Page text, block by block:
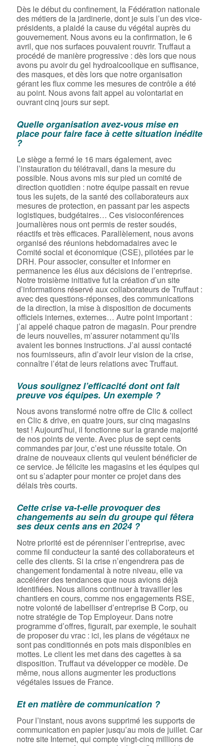
Dès le début du confinement, la Fédération nationale
des métiers de la jardinerie, dont je suis l’un des vice-
présidents, a plaidé la cause du végétal auprès du
gouvernement. Nous avons eu la confirmation, le 6
avril, que nos surfaces pouvaient rouvrir. Truffaut a
procédé de manière progressive : dès lors que nous
avons pu avoir du gel hydroalcoolique en suffisance,
des masques, et dès lors que notre organisation
gérant les flux comme les mesures de contrôle a été
au point. Nous avons fait appel au volontariat en
ouvrant cinq jours sur sept.
Quelle organisation avez-vous mise en
place pour faire face à cette situation inédite
?
Le siège a fermé le 16 mars également, avec
l’instauration du télétravail, dans la mesure du
possible. Nous avons mis sur pied un comité de
direction quotidien : notre équipe passait en revue
tous les sujets, de la santé des collaborateurs aux
mesures de protection, en passant par les aspects
logistiques, budgétaires… Ces visioconférences
journalières nous ont permis de rester soudés,
réactifs et très efficaces. Parallèlement, nous avons
organisé des réunions hebdomadaires avec le
Comité social et économique (CSE), pilotées par le
DRH. Pour associer, consulter et informer en
permanence les élus aux décisions de l’entreprise.
Notre troisième initiative fut la création d’un site
d’informations réservé aux collaborateurs de Truffaut :
avec des questions-réponses, des communications
de la direction, la mise à disposition de documents
officiels internes, externes… Autre point important :
j’ai appelé chaque patron de magasin. Pour prendre
de leurs nouvelles, m’assurer notamment qu’ils
avaient les bonnes instructions. J’ai aussi contacté
nos fournisseurs, afin d’avoir leur vision de la crise,
connaître l’état de leurs relations avec Truffaut.
Vous soulignez l’efficacité dont ont fait
preuve vos équipes. Un exemple ?
Nous avons transformé notre offre de Clic & collect
en Clic & drive, en quatre jours, sur cinq magasins
test ! Aujourd’hui, il fonctionne sur la grande majorité
de nos points de vente. Avec plus de sept cents
commandes par jour, c’est une réussite totale. On
draine de nouveaux clients qui veulent bénéficier de
ce service. Je félicite les magasins et les équipes qui
ont su s’adapter pour monter ce projet dans des
délais très courts.
Cette crise va-t-elle provoquer des
changements au sein du groupe qui fêtera
ses deux cents ans en 2024 ?
Notre priorité est de pérenniser l’entreprise, avec
comme fil conducteur la santé des collaborateurs et
celle des clients. Si la crise n’engendrera pas de
changement fondamental à notre niveau, elle va
accélérer des tendances que nous avions déjà
identifiées. Nous allons continuer à travailler les
chantiers en cours, comme nos engagements RSE,
notre volonté de labelliser d’entreprise B Corp, ou
notre stratégie de Top Employeur. Dans notre
programme d’offres, figurait, par exemple, le souhait
de proposer du vrac : ici, les plans de végétaux ne
sont pas conditionnés en pots mais disponibles en
mottes. Le client les met dans des cagettes à sa
disposition. Truffaut va développer ce modèle. De
même, nous allons augmenter les productions
végétales issues de France.
Et en matière de communication ?
Pour l’instant, nous avons supprimé les supports de
communication en papier jusqu’au mois de juillet. Car
notre site Internet, qui compte vingt-cinq millions de